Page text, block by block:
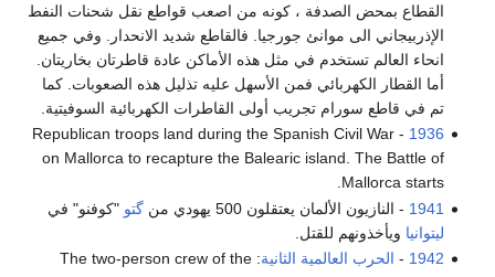
القطاع بمحض الصدفة ، كونه من اصعب قواطع نقل شحنات النفط
الإذربيجاني الى موانئ جورجيا. فالقاطع شديد الانحدار. وفي جميع
انحاء العالم تستخدم في مثل هذه الأماكن عادة قاطرتان بخاريتان.
أما القطار الكهربائي فمن الأسهل عليه تذليل هذه الصعوبات. كما
تم في قاطع سورام تجريب أولى القاطرات الكهربائية السوفيتية.
1936
- Republican troops land during the Spanish Civil War
on Mallorca to recapture the Balearic island. The Battle of
Mallorca starts.
1941 - النازيون الألمان يعتقلون 500 يهودي من گتو "كوفنو" في
ليتوانيا ويأخذونهم للقتل.
1942
- الحرب العالمية الثانية : The two-person crew of the